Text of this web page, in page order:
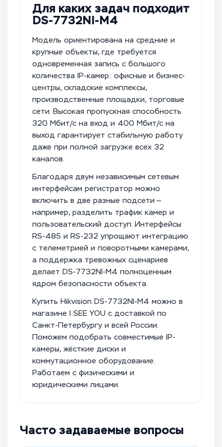
Для каких задач подходит
DS-7732NI-M4
Модель ориентирована на средние и
крупные объекты, где требуется
одновременная запись с большого
количества IP-камер: офисные и бизнес-
центры, складские комплексы,
производственные площадки, торговые
сети. Высокая пропускная способность
320 Мбит/с на вход и 400 Мбит/с на
выход гарантирует стабильную работу
даже при полной загрузке всех 32
каналов.
Благодаря двум независимым сетевым
интерфейсам регистратор можно
включить в две разные подсети —
например, разделить трафик камер и
пользовательский доступ. Интерфейсы
RS-485 и RS-232 упрощают интеграцию
с телеметрией и поворотными камерами,
а поддержка тревожных сценариев
делает DS-7732NI-M4 полноценным
ядром безопасности объекта.
Купить Hikvision DS-7732NI-M4 можно в
магазине I SEE YOU с доставкой по
Санкт-Петербургу и всей России.
Поможем подобрать совместимые IP-
камеры, жёсткие диски и
коммутационное оборудование.
Работаем с физическими и
юридическими лицами.
Часто задаваемые вопросы